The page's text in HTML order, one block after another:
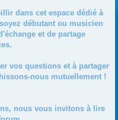
dans cet espace dédié à
débutant ou musicien
et de partage
vos questions et à partager
nous mutuellement !
nous vous invitons à lire